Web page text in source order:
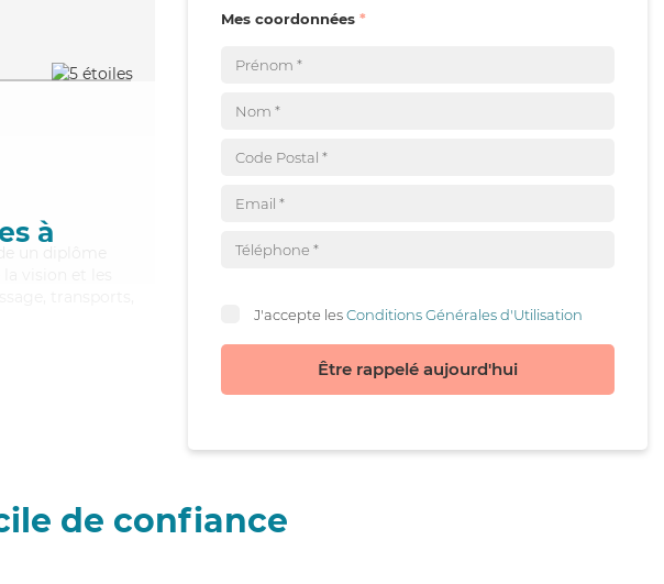
à
un diplôme
vision et les
Mes coordonnées
J'accepte lesConditions Générales d'Utilisation
Être rappelé aujourd'hui
de confiance